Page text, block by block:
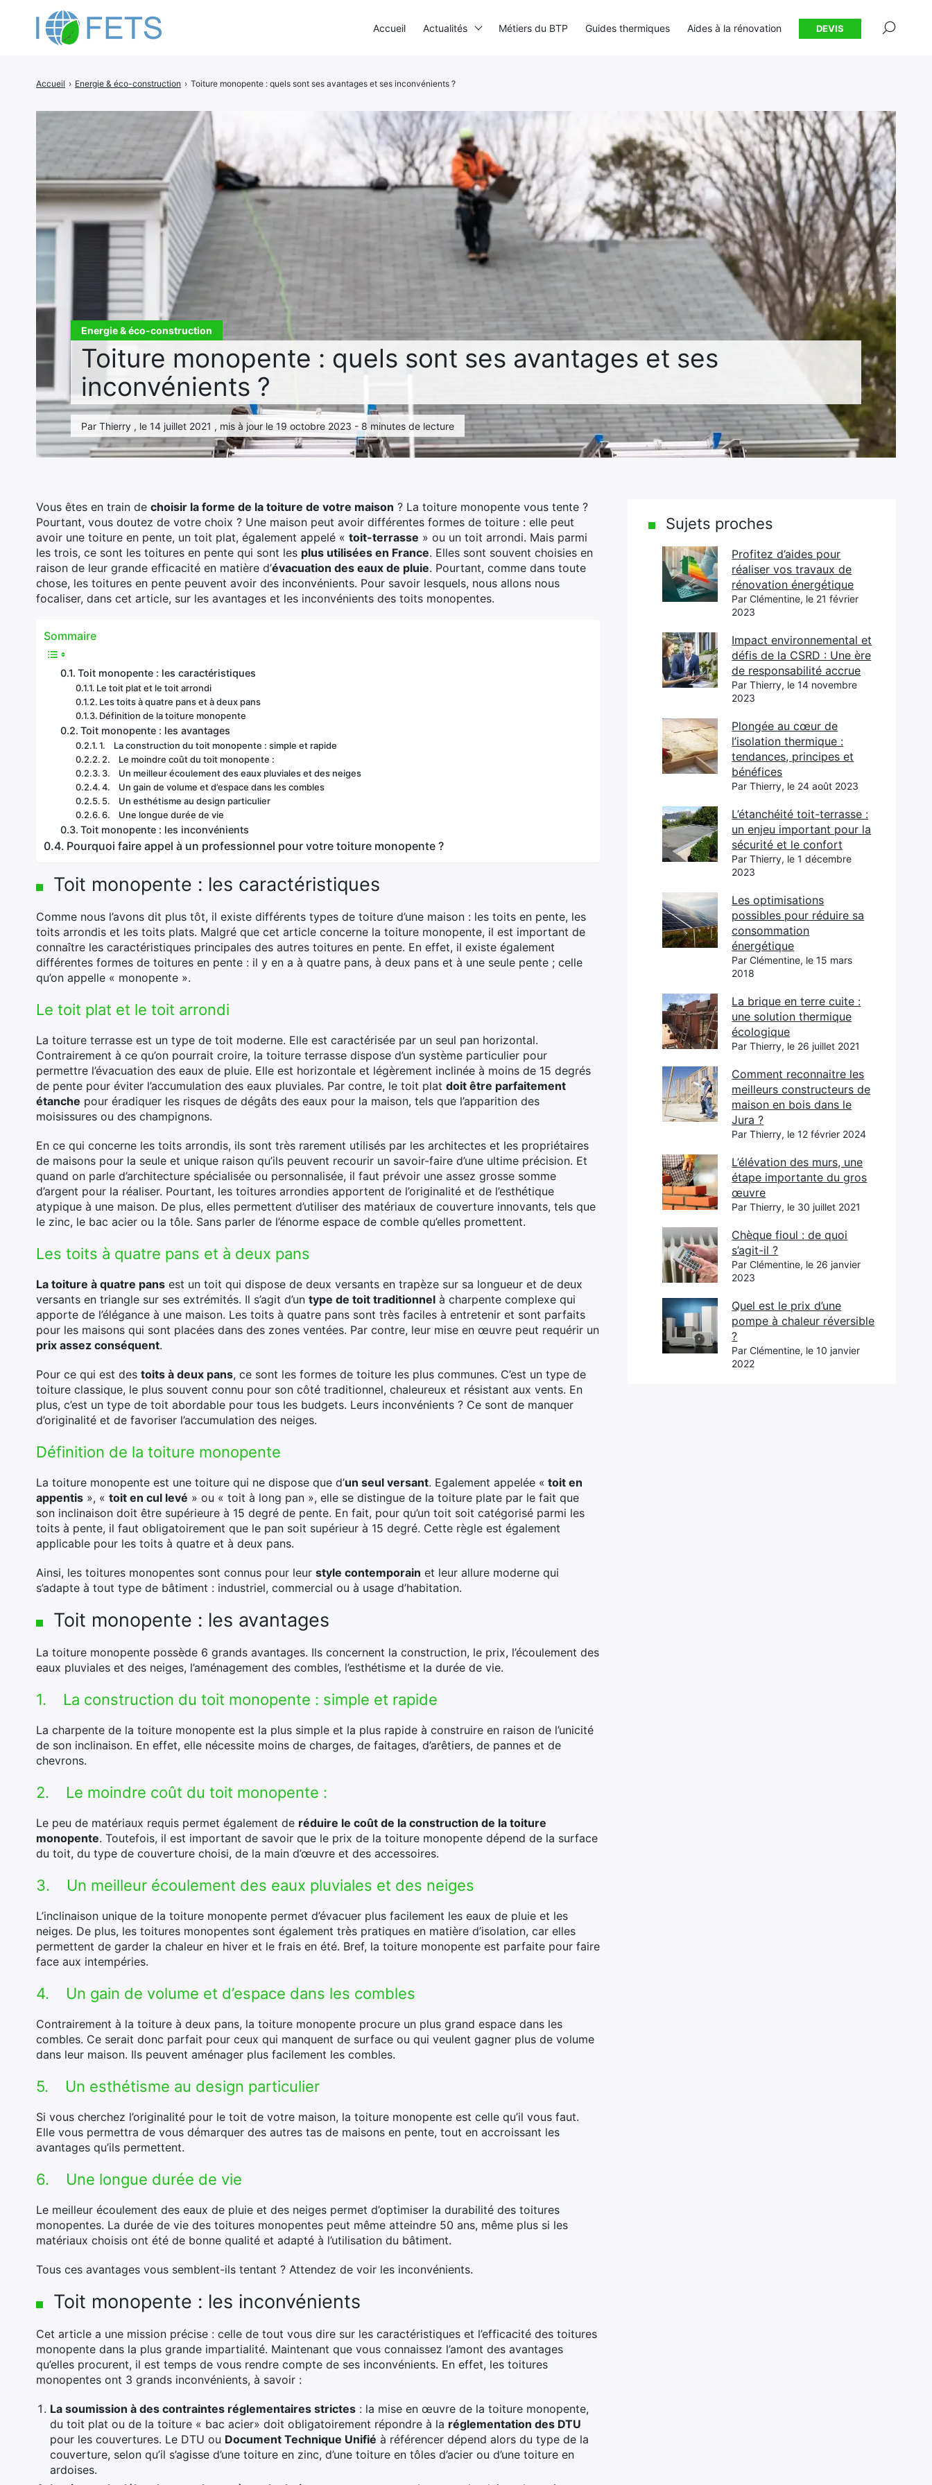
Energie & éco-construction
Toiture monopente : quels sont ses avantages et ses
inconvénients ?
Par Thierry , le 14 juillet 2021 , mis à jour le 19 octobre 2023 - 8 minutes de lecture
Accueil › Energie & éco-construction › Toiture monopente : quels sont ses avantages et ses inconvénients ?
Vous êtes en train de choisir la forme de la toiture de votre maison ? La toiture monopente vous tente ?
Pourtant, vous doutez de votre choix ? Une maison peut avoir différentes formes de toiture : elle peut
avoir une toiture en pente, un toit plat, également appelé « toit-terrasse » ou un toit arrondi. Mais parmi
les trois, ce sont les toitures en pente qui sont les plus utilisées en France. Elles sont souvent choisies en
raison de leur grande efficacité en matière d’évacuation des eaux de pluie. Pourtant, comme dans toute
chose, les toitures en pente peuvent avoir des inconvénients. Pour savoir lesquels, nous allons nous
focaliser, dans cet article, sur les avantages et les inconvénients des toits monopentes.
Sommaire
Toit monopente : les caractéristiques
Le toit plat et le toit arrondi
Les toits à quatre pans et à deux pans
Définition de la toiture monopente
Toit monopente : les avantages
1. La construction du toit monopente : simple et rapide
2. Le moindre coût du toit monopente :
3. Un meilleur écoulement des eaux pluviales et des neiges
4. Un gain de volume et d’espace dans les combles
5. Un esthétisme au design particulier
6. Une longue durée de vie
Toit monopente : les inconvénients
Pourquoi faire appel à un professionnel pour votre toiture monopente ?
Toit monopente : les caractéristiques
Comme nous l’avons dit plus tôt, il existe différents types de toiture d’une maison : les toits en pente, les
toits arrondis et les toits plats. Malgré que cet article concerne la toiture monopente, il est important de
connaître les caractéristiques principales des autres toitures en pente. En effet, il existe également
différentes formes de toitures en pente : il y en a à quatre pans, à deux pans et à une seule pente ; celle
qu’on appelle « monopente ».
Le toit plat et le toit arrondi
La toiture terrasse est un type de toit moderne. Elle est caractérisée par un seul pan horizontal.
Contrairement à ce qu’on pourrait croire, la toiture terrasse dispose d’un système particulier pour
permettre l’évacuation des eaux de pluie. Elle est horizontale et légèrement inclinée à moins de 15 degrés
de pente pour éviter l’accumulation des eaux pluviales. Par contre, le toit plat doit être parfaitement
étanche pour éradiquer les risques de dégâts des eaux pour la maison, tels que l’apparition des
moisissures ou des champignons.
En ce qui concerne les toits arrondis, ils sont très rarement utilisés par les architectes et les propriétaires
de maisons pour la seule et unique raison qu’ils peuvent recourir un savoir-faire d’une ultime précision. Et
quand on parle d’architecture spécialisée ou personnalisée, il faut prévoir une assez grosse somme
d’argent pour la réaliser. Pourtant, les toitures arrondies apportent de l’originalité et de l’esthétique
atypique à une maison. De plus, elles permettent d’utiliser des matériaux de couverture innovants, tels que
le zinc, le bac acier ou la tôle. Sans parler de l’énorme espace de comble qu’elles promettent.
Les toits à quatre pans et à deux pans
La toiture à quatre pans est un toit qui dispose de deux versants en trapèze sur sa longueur et de deux
versants en triangle sur ses extrémités. Il s’agit d’un type de toit traditionnel à charpente complexe qui
apporte de l’élégance à une maison. Les toits à quatre pans sont très faciles à entretenir et sont parfaits
pour les maisons qui sont placées dans des zones ventées. Par contre, leur mise en œuvre peut requérir un
prix assez conséquent.
Pour ce qui est des toits à deux pans, ce sont les formes de toiture les plus communes. C’est un type de
toiture classique, le plus souvent connu pour son côté traditionnel, chaleureux et résistant aux vents. En
plus, c’est un type de toit abordable pour tous les budgets. Leurs inconvénients ? Ce sont de manquer
d’originalité et de favoriser l’accumulation des neiges.
Définition de la toiture monopente
La toiture monopente est une toiture qui ne dispose que d’un seul versant. Egalement appelée « toit en
appentis », « toit en cul levé » ou « toit à long pan », elle se distingue de la toiture plate par le fait que
son inclinaison doit être supérieure à 15 degré de pente. En fait, pour qu’un toit soit catégorisé parmi les
toits à pente, il faut obligatoirement que le pan soit supérieur à 15 degré. Cette règle est également
applicable pour les toits à quatre et à deux pans.
Ainsi, les toitures monopentes sont connus pour leur style contemporain et leur allure moderne qui
s’adapte à tout type de bâtiment : industriel, commercial ou à usage d’habitation.
Toit monopente : les avantages
La toiture monopente possède 6 grands avantages. Ils concernent la construction, le prix, l’écoulement des
eaux pluviales et des neiges, l’aménagement des combles, l’esthétisme et la durée de vie.
1. La construction du toit monopente : simple et rapide
La charpente de la toiture monopente est la plus simple et la plus rapide à construire en raison de l’unicité
de son inclinaison. En effet, elle nécessite moins de charges, de faitages, d’arêtiers, de pannes et de
chevrons.
2. Le moindre coût du toit monopente :
Le peu de matériaux requis permet également de réduire le coût de la construction de la toiture
monopente. Toutefois, il est important de savoir que le prix de la toiture monopente dépend de la surface
du toit, du type de couverture choisi, de la main d’œuvre et des accessoires.
3. Un meilleur écoulement des eaux pluviales et des neiges
L’inclinaison unique de la toiture monopente permet d’évacuer plus facilement les eaux de pluie et les
neiges. De plus, les toitures monopentes sont également très pratiques en matière d’isolation, car elles
permettent de garder la chaleur en hiver et le frais en été. Bref, la toiture monopente est parfaite pour faire
face aux intempéries.
4. Un gain de volume et d’espace dans les combles
Contrairement à la toiture à deux pans, la toiture monopente procure un plus grand espace dans les
combles. Ce serait donc parfait pour ceux qui manquent de surface ou qui veulent gagner plus de volume
dans leur maison. Ils peuvent aménager plus facilement les combles.
5. Un esthétisme au design particulier
Si vous cherchez l’originalité pour le toit de votre maison, la toiture monopente est celle qu’il vous faut.
Elle vous permettra de vous démarquer des autres tas de maisons en pente, tout en accroissant les
avantages qu’ils permettent.
6. Une longue durée de vie
Le meilleur écoulement des eaux de pluie et des neiges permet d’optimiser la durabilité des toitures
monopentes. La durée de vie des toitures monopentes peut même atteindre 50 ans, même plus si les
matériaux choisis ont été de bonne qualité et adapté à l’utilisation du bâtiment.
Tous ces avantages vous semblent-ils tentant ? Attendez de voir les inconvénients.
Toit monopente : les inconvénients
Cet article a une mission précise : celle de tout vous dire sur les caractéristiques et l’efficacité des toitures
monopente dans la plus grande impartialité. Maintenant que vous connaissez l’amont des avantages
qu’elles procurent, il est temps de vous rendre compte de ses inconvénients. En effet, les toitures
monopentes ont 3 grands inconvénients, à savoir :
La soumission à des contraintes réglementaires strictes : la mise en œuvre de la toiture monopente,
du toit plat ou de la toiture « bac acier» doit obligatoirement répondre à la réglementation des DTU
pour les couvertures. Le DTU ou Document Technique Unifié à référencer dépend alors du type de la
couverture, selon qu’il s’agisse d’une toiture en zinc, d’une toiture en tôles d’acier ou d’une toiture en
ardoises.
Sujets proches
Profitez d’aides pour
réaliser vos travaux de
rénovation énergétique
Par Clémentine, le 21 février
2023
Impact environnemental et
défis de la CSRD : Une ère
de responsabilité accrue
Par Thierry, le 14 novembre
2023
Plongée au cœur de
l’isolation thermique :
tendances, principes et
bénéfices
Par Thierry, le 24 août 2023
L’étanchéité toit-terrasse :
un enjeu important pour la
sécurité et le confort
Par Thierry, le 1 décembre
2023
Les optimisations
possibles pour réduire sa
consommation
énergétique
Par Clémentine, le 15 mars
2018
La brique en terre cuite :
une solution thermique
écologique
Par Thierry, le 26 juillet 2021
Comment reconnaitre les
meilleurs constructeurs de
maison en bois dans le
Jura ?
Par Thierry, le 12 février 2024
L’élévation des murs, une
étape importante du gros
œuvre
Par Thierry, le 30 juillet 2021
Chèque fioul : de quoi
s’agit-il ?
Par Clémentine, le 26 janvier
2023
Quel est le prix d’une
pompe à chaleur réversible
?
Par Clémentine, le 10 janvier
2022
Accueil Actualités Métiers du BTP Guides thermiques Aides à la rénovation DEVIS
Rechercher